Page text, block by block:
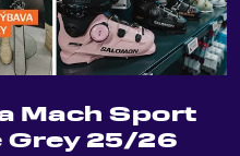
Mach Sport
Grey 25/26